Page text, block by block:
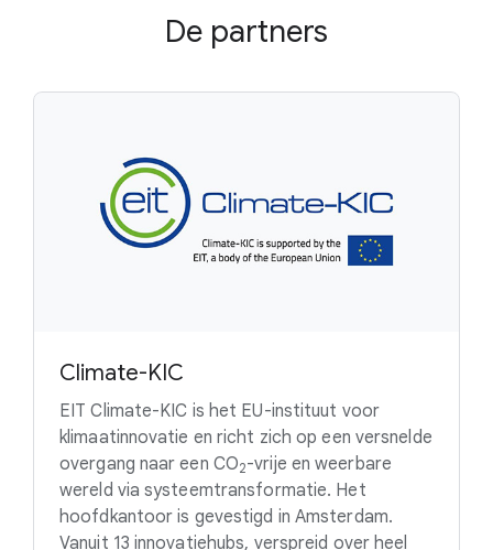
De partners
Climate-KIC
EIT Climate-KIC is het EU-instituut voor
klimaatinnovatie en richt zich op een versnelde
overgang naar een CO2-vrije en weerbare
wereld via systeemtransformatie. Het
hoofdkantoor is gevestigd in Amsterdam.
Vanuit 13 innovatiehubs, verspreid over heel